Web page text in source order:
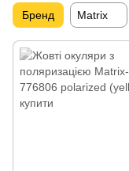
Бренд Matrix